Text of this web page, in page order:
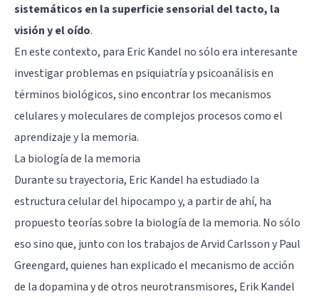
sistemáticos en la superficie sensorial del tacto, la
visión y el oído.
En este contexto, para Eric Kandel no sólo era interesante
investigar problemas en psiquiatría y psicoanálisis en
términos biológicos, sino encontrar los mecanismos
celulares y moleculares de complejos procesos como el
aprendizaje y la memoria.
La biología de la memoria
Durante su trayectoria, Eric Kandel ha estudiado la
estructura celular del hipocampoy, a partir de ahí, ha
propuesto teorías sobre la biología de la memoria. No sólo
eso sino que, junto con los trabajos de Arvid Carlsson y Paul
Greengard, quienes han explicado el mecanismo de acción
de la dopamina y de otros neurotransmisores, Erik Kandel